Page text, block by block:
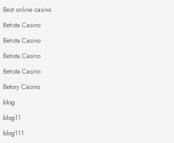
Best online casino
Betista Casino
Betista Casino
Betista Casino
Betista Casino
Betory Casino
blog
blog11
blog111